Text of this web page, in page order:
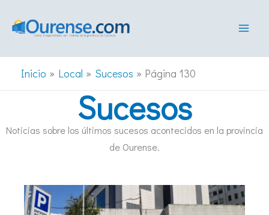
Inicio Local Sucesos Página 130
Sucesos
Noticias sobre los últimos sucesos acontecidos en la provincia
de Ourense.